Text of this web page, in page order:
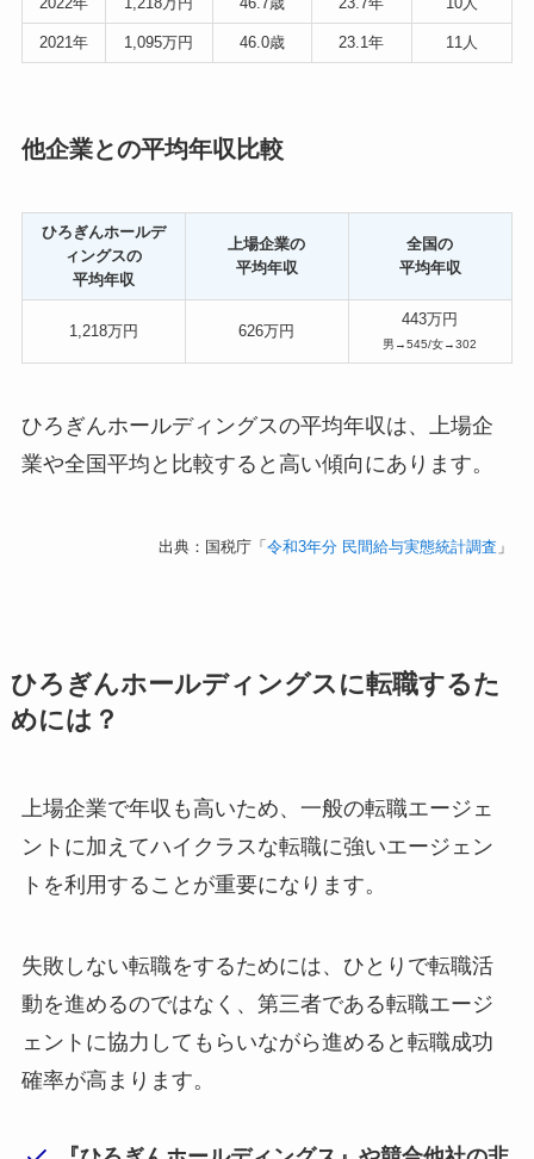
2021年 1,095万円 46.0歳 23.1年 11人
他企業との平均年収比較
ひろぎんホールデ
ィングスの
平均年収
上場企業の
平均年収
全国の
平均年収
1,218万円 626万円
443万円
男→545/女→302
ひろぎんホールディングスの平均年収は、上場企
業や全国平均と比較すると高い傾向にあります。
出典：国税庁「令和3年分 民間給与実態統計調査 」
ひろぎんホールディングスに転職するた
めには？
上場企業で年収も高いため、一般の転職エージェ
ントに加えてハイクラスな転職に強いエージェン
トを利用することが重要になります。
失敗しない転職をするためには、ひとりで転職活
動を進めるのではなく、第三者である転職エージ
ェントに協力してもらいながら進めると転職成功
確率が高まります。